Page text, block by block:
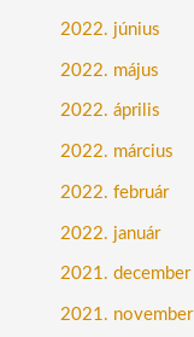
2022. június
2022. május
2022. április
2022. március
2022. február
2022. január
2021. december
2021. november